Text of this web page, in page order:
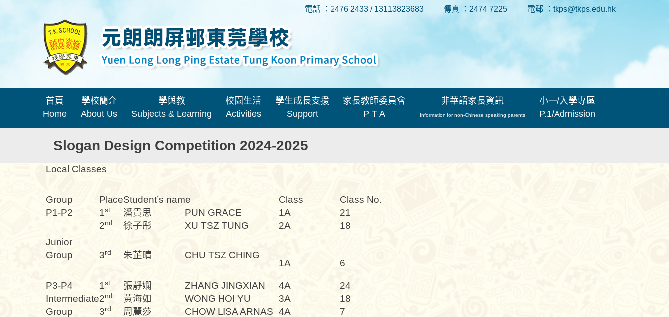
電話 ：2476 2433 / 13113823683 傳真 ：2474 7225 電郵 ：tkps@tkps.edu.hk
首頁
Home
學校簡介
About Us
學與教
Subjects & Learning
校園生活
Activities
學生成長支援
Support
家長教師委員會
P T A
非華語家長資訊
Information for non-Chinese speaking parents
小一/入學專區
P.1/Admission
Slogan Design Competition 2024-2025
Local Classes
Group PlaceStudent’s name Class
Class No.
P1-P2
1st 潘貴思 PUN GRACE 1A 21
Junior
Group
2nd 徐子彤 XU TSZ TUNG 2A 18
3rd 朱芷晴 CHU TSZ CHING
1A 6
P3-P4 1st 張靜嫻 ZHANG JINGXIAN 4A
24
Intermediate
Group
2nd 黃海如 WONG HOI YU 3A
18
3rd 周麗莎 CHOW LISA ARNAS 4A
7